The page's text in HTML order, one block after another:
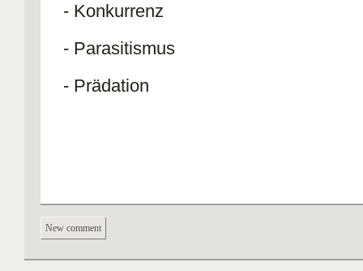
- Konkurrenz
- Parasitismus
- Prädation
New comment